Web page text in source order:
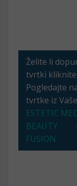
Želite li
tvrtki kliknite
Pogledajte
tvrtke iz
ESTETIC
BEAUTY
FUSION